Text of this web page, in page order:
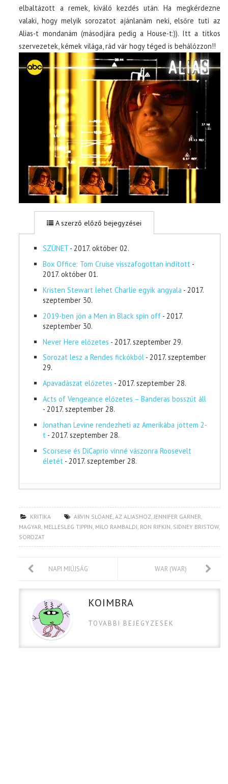
elbaltázott a remek, kiváló kezdés után. Ha megkérdezne
valaki, hogy melyik sorozatot ajánlanám neki, elsőre tuti az
Alias-t mondanám (másodjára pedig a House-t:)). Itt a titkos
szervezetek, kémek világa, rád vár hogy téged is behálózzon!!
A szerző előző bejegyzései
SZÜNET - 2017. október 02.
Box Office: Tom Cruise visszafogottan indított -
2017. október 01.
Kristen Stewart lehet Charlie egyik angyala - 2017.
szeptember 30.
2019-ben jön a Men in Black spin off - 2017.
szeptember 30.
Never Here előzetes - 2017. szeptember 29.
Sorozat lesz a Rendes fickókból - 2017. szeptember
29.
Apavadászat előzetes - 2017. szeptember 28.
Acts of Vengeance előzetes – Banderas bosszút áll
- 2017. szeptember 28.
Jonathan Levine rendezheti az Amerikába jöttem 2-
t - 2017. szeptember 28.
Scorsese és DiCaprio vinné vászonra Roosevelt
életét - 2017. szeptember 28.
KRITIKA ARVIN SLOANE ,AZ ALIASHOZ JENNIFER GARNER
MAGYAR MELLESLEG TIPPIN MILO RAMBALDI RON RIFKIN SIDNEY BRISTOW,
SOROZAT
NAPI MIÚJSÁG WAR (WAR)
KOIMBRA
TOVABBI BEJEGYZESEK